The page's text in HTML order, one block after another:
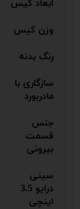
ابعاد کیس
وزن کیس
رنگ بدنه
سازگاری با
مادربورد
جنس
قسمت
بیرونی
سینی
درایو 3.5
اینچی